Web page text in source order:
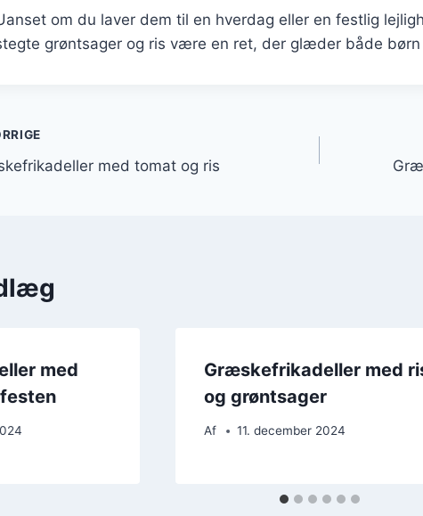
om du laver dem til en hverdag eller en festlig
grøntsager og ris være en ret, der glæder både børn
med tomat og ris
med
Græskefrikadeller med
og grøntsager
Af 11. december 2024